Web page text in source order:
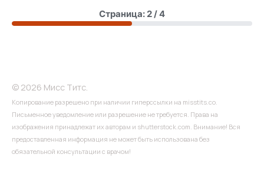
Страница: 2 / 4
© 2026 Мисс Титс.
Копирование разрешено при наличии гиперссылки на misstits.co.
Письменное уведомление или разрешение не требуется. Права на
изображения принадлежат их авторам и shutterstock.com. Внимание! Вся
предоставленная информация не может быть использована без
обязательной консультации с врачом!